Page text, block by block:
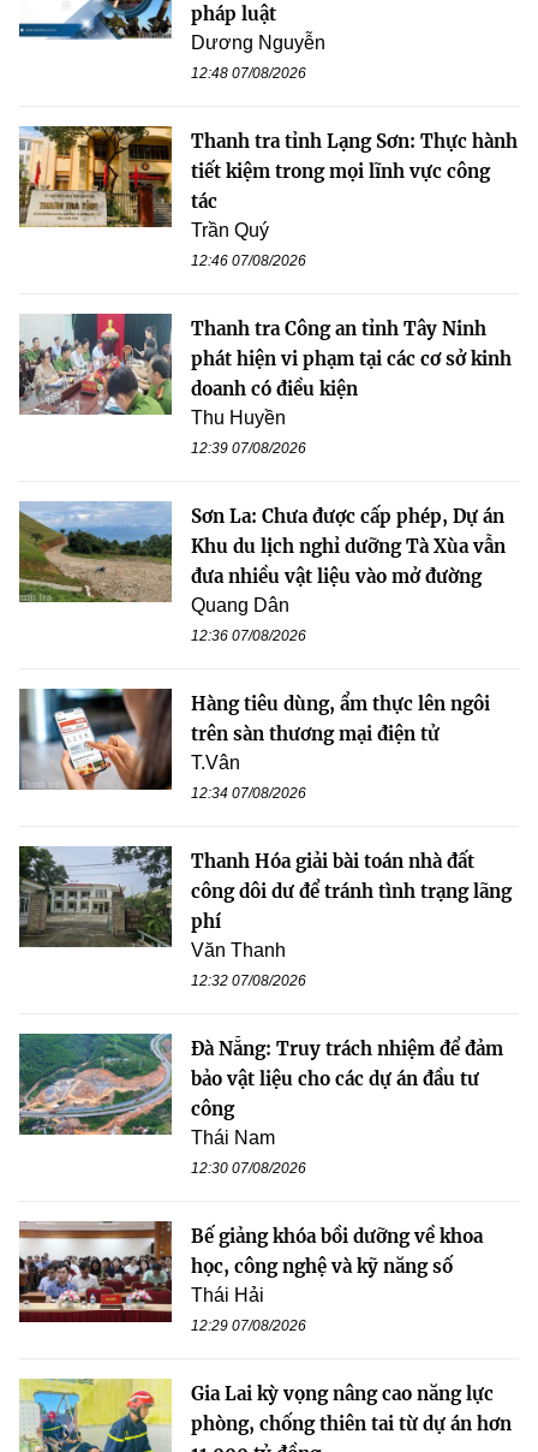
pháp luật
Dương Nguyễn
12:48 07/08/2026
Thanh tra tỉnh Lạng Sơn: Thực hành
tiết kiệm trong mọi lĩnh vực công
tác
Trần Quý
12:46 07/08/2026
Thanh tra Công an tỉnh Tây Ninh
phát hiện vi phạm tại các cơ sở kinh
doanh có điều kiện
Thu Huyền
12:39 07/08/2026
Sơn La: Chưa được cấp phép, Dự án
Khu du lịch nghỉ dưỡng Tà Xùa vẫn
đưa nhiều vật liệu vào mở đường
Quang Dân
12:36 07/08/2026
Hàng tiêu dùng, ẩm thực lên ngôi
trên sàn thương mại điện tử
T.Vân
12:34 07/08/2026
Thanh Hóa giải bài toán nhà đất
công dôi dư để tránh tình trạng lãng
phí
Văn Thanh
12:32 07/08/2026
Đà Nẵng: Truy trách nhiệm để đảm
bảo vật liệu cho các dự án đầu tư
công
Thái Nam
12:30 07/08/2026
Bế giảng khóa bồi dưỡng về khoa
học, công nghệ và kỹ năng số
Thái Hải
12:29 07/08/2026
Gia Lai kỳ vọng nâng cao năng lực
phòng, chống thiên tai từ dự án hơn